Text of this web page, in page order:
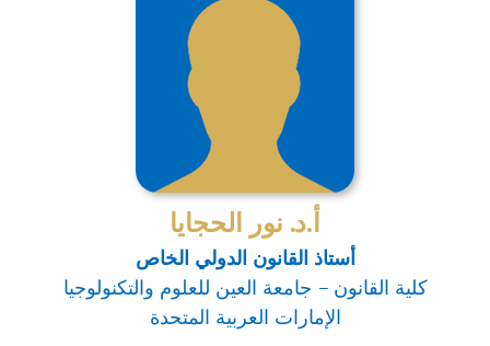
أ.د. نور الحجايا
أستاذ القانون الدولي الخاص
كلية القانون – جامعة العين للعلوم والتكنولوجيا
الإمارات العربية المتحدة